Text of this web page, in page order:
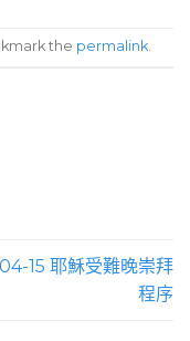
the permalink.
15 耶穌受難晚崇拜
程序